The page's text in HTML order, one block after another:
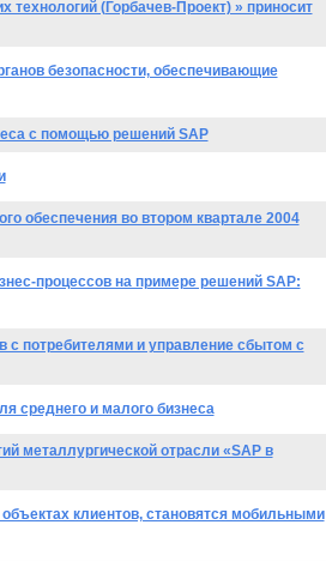
(Горбачев-Проект) » приносит
безопасности, обеспечивающие
с помощью решений SAP
обеспечения во втором квартале 2004
процессов на примере решений SAP:
с потребителями и управление сбытом с
среднего и малого бизнеса
металлургической отрасли «SAP в
клиентов, становятся мобильными